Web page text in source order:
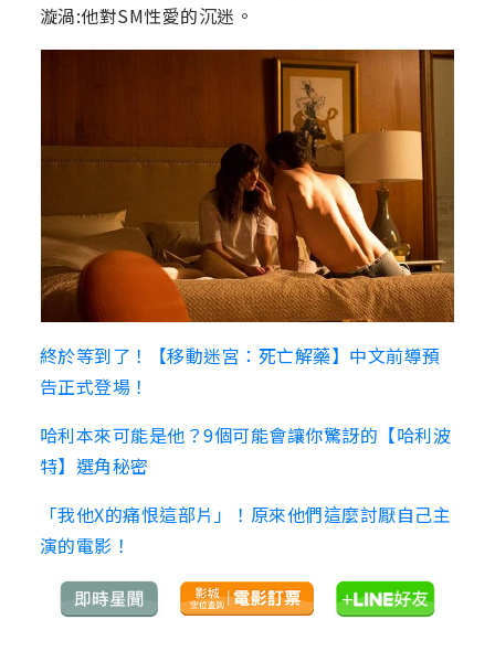
漩渦:他對SM性愛的沉迷。
終於等到了！【移動迷宮：死亡解藥】中文前導預
告正式登場！
哈利本來可能是他？9個可能會讓你驚訝的【哈利波
特】選角秘密
「我他X的痛恨這部片」！原來他們這麼討厭自己主
演的電影！